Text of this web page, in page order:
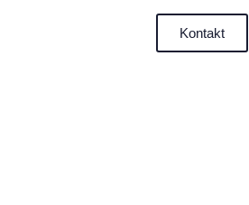
Kontakt